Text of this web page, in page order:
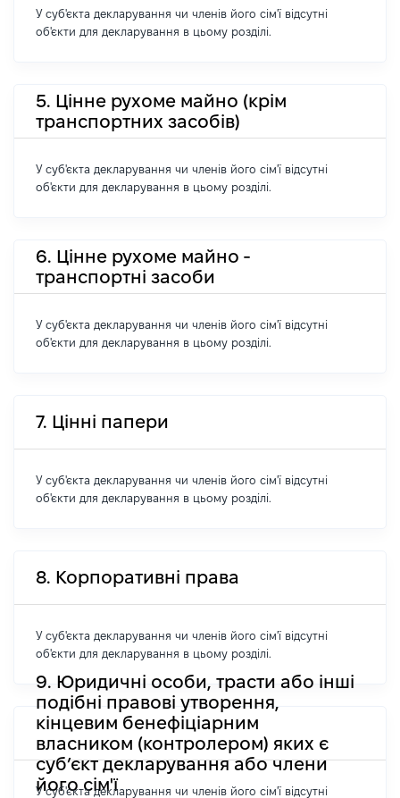
У суб'єкта декларування чи членів його сім'ї відсутні
об'єкти для декларування в цьому розділі.
5. Цінне рухоме майно (крім
транспортних засобів)
У суб'єкта декларування чи членів його сім'ї відсутні
об'єкти для декларування в цьому розділі.
6. Цінне рухоме майно -
транспортні засоби
У суб'єкта декларування чи членів його сім'ї відсутні
об'єкти для декларування в цьому розділі.
7. Цінні папери
У суб'єкта декларування чи членів його сім'ї відсутні
об'єкти для декларування в цьому розділі.
8. Корпоративні права
У суб'єкта декларування чи членів його сім'ї відсутні
об'єкти для декларування в цьому розділі.
9. Юридичні особи, трасти або інші
подібні правові утворення,
кінцевим бенефіціарним
власником (контролером) яких є
суб’єкт декларування або члени
його сім'ї
У суб'єкта декларування чи членів його сім'ї відсутні